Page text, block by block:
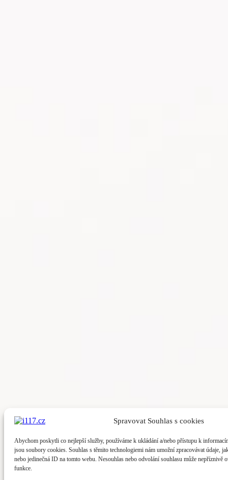
Spravovat Souhlas s cookies
Abychom poskytli co nejlepší služby, používáme k ukládání a/nebo přístupu k
jsou soubory cookies. Souhlas s těmito technologiemi nám umožní zpracovávat údaje,
nebo jedinečná ID na tomto webu. Nesouhlas nebo odvolání souhlasu může nepříznivě
funkce.